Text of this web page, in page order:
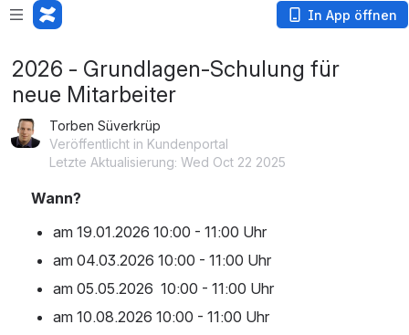
In App öffnen
2026 - Grundlagen-Schulung für
neue Mitarbeiter
Torben Süverkrüp
Veröffentlicht in Kundenportal
Letzte Aktualisierung: Wed Oct 22 2025
Wann?
am 19.01.2026 10:00 - 11:00 Uhr
am 04.03.2026 10:00 - 11:00 Uhr
am 05.05.2026  10:00 - 11:00 Uhr
am 10.08.2026 10:00 - 11:00 Uhr